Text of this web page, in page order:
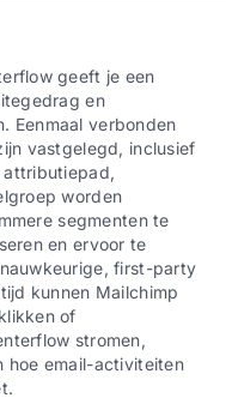
geeft je een
en
Eenmaal verbonden
vastgelegd, inclusief
attributiepad,
worden
segmenten te
en ervoor te
first-party
kunnen Mailchimp
of
stromen,
hoe email-activiteiten